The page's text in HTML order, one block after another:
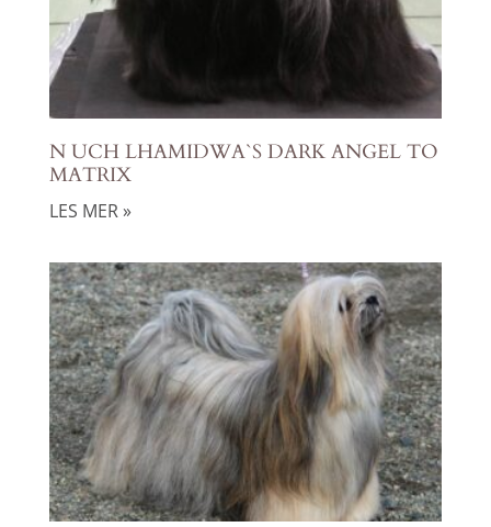
N UCH LHAMIDWA`S DARK ANGEL TO
MATRIX
LES MER »